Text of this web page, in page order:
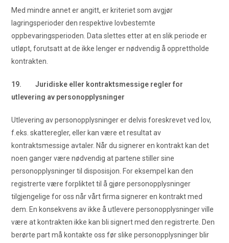
Med mindre annet er angitt, er kriteriet som avgjør
lagringsperioder den respektive lovbestemte
oppbevaringsperioden. Data slettes etter at en slik periode er
utløpt, forutsatt at de ikke lenger er nødvendig å opprettholde
kontrakten.
19. Juridiske eller kontraktsmessige regler for
utlevering av personopplysninger
Utlevering av personopplysninger er delvis foreskrevet ved lov,
f.eks. skatteregler, eller kan være et resultat av
kontraktsmessige avtaler. Når du signerer en kontrakt kan det
noen ganger være nødvendig at partene stiller sine
personopplysninger til disposisjon. For eksempel kan den
registrerte være forpliktet til å gjøre personopplysninger
tilgjengelige for oss når vårt firma signerer en kontrakt med
dem. En konsekvens av ikke å utlevere personopplysninger ville
være at kontrakten ikke kan bli signert med den registrerte. Den
berørte part må kontakte oss før slike personopplysninger blir